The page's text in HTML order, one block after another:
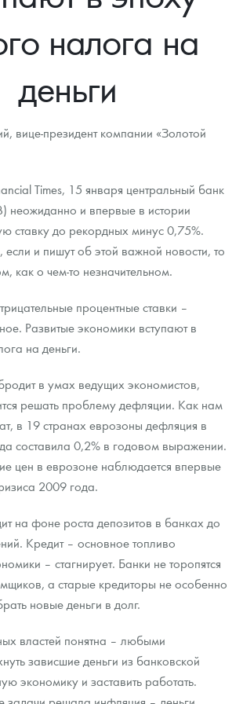
и СССР
после 1950г
коллекционных монет
металлов
монетами из драгметаллов
и защите персональных данных
курсов золота, серебра, платины на
налога на
деньги
вице-президент компании «Золотой
Times, 15 января центральный банк
неожиданно и впервые в истории
ставку до рекордных минуc 0,75%.
и пишут об этой важной новости, то
как о чем-то незначительном.
процентные ставки –
Развитые экономики вступают в
на деньги.
в умах ведущих экономистов,
решать проблему дефляции. Как нам
в 19 странах еврозоны дефляция в
составила 0,2% в годовом выражении.
цен в еврозоне наблюдается впервые
2009 года.
на фоне роста депозитов в банках до
Кредит – основное топливо
– стагнирует. Банки не торопятся
а старые кредиторы не особенно
новые деньги в долг.
властей понятна – любыми
зависшие деньги из банковской
экономику и заставить работать.